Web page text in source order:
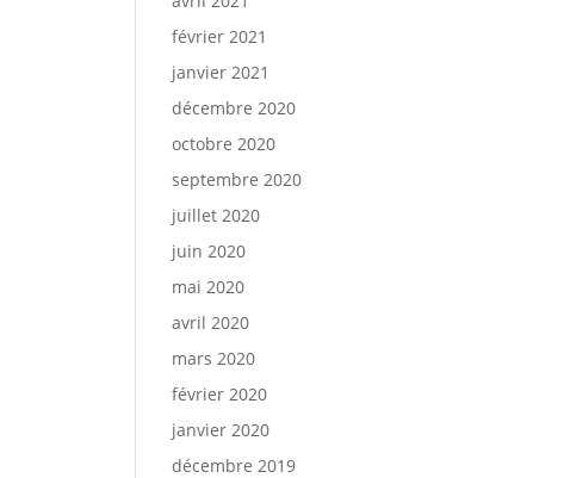
février 2021
janvier 2021
décembre 2020
octobre 2020
septembre 2020
juillet 2020
juin 2020
mai 2020
avril 2020
mars 2020
février 2020
janvier 2020
décembre 2019